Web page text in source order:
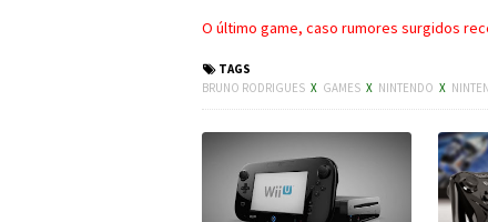
O último game, caso rumores surgidos
TAGS
BRUNO RODRIGUES X GAMES X NINTENDO X